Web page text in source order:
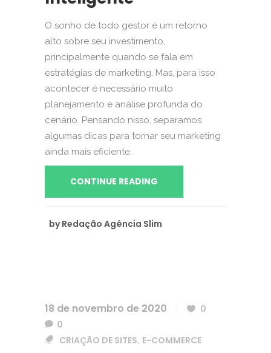
O sonho de todo gestor é um retorno
alto sobre seu investimento,
principalmente quando se fala em
estratégias de marketing. Mas, para isso
acontecer é necessário muito
planejamento e análise profunda do
cenário. Pensando nisso, separamos
algumas dicas para tornar seu marketing
ainda mais eficiente.
CONTINUE READING
by Redação Agência Slim
18 de novembro de 2020
0
0
CRIAÇÃO DE SITES, E-COMMERCE